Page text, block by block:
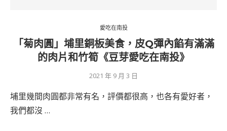
愛吃在南投
「菊肉圓」埔里銅板美食，皮Q彈內餡有滿滿
的肉片和竹筍《豆芽愛吃在南投》
2021 年 9 月 3 日
埔里幾間肉圓都非常有名，評價都很高，也各有愛好者，
我們都沒 …